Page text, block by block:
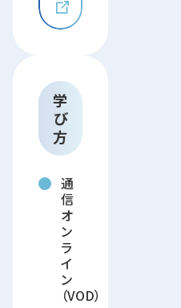
学
び
方
通
信
オ
ン
ラ
イ
ン
（VOD）